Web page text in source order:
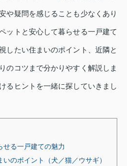
や疑問を感じることも少なくあり
ットと安心して暮らせる一戸建て
したい住まいのポイント、近隣と
のコツまで分かりやすく解説しま
るヒントを一緒に探していきまし
せる一戸建ての魅力
いのポイント（犬／猫／ウサギ）